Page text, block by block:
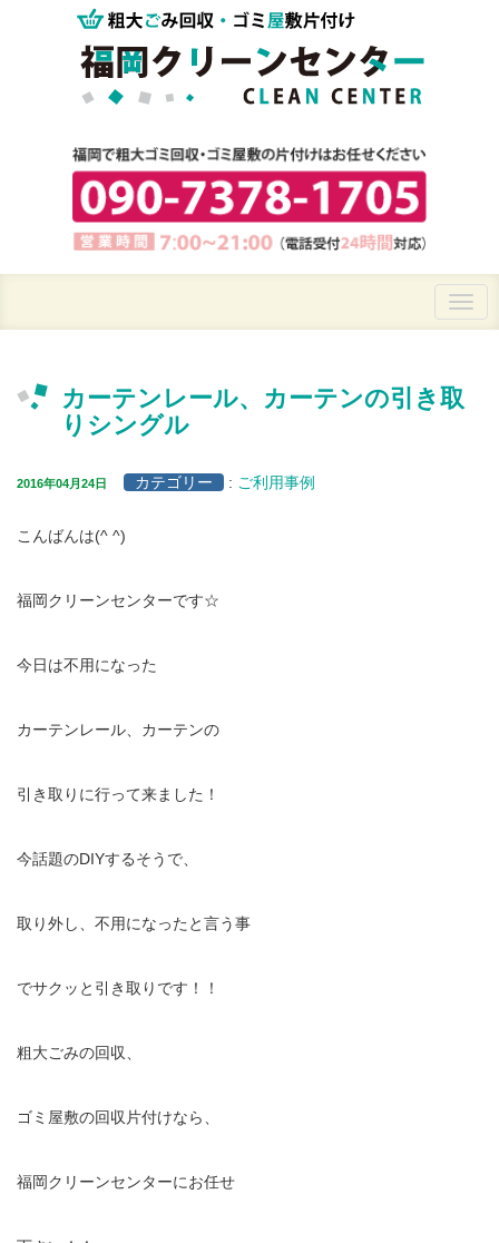
カーテンレール、カーテンの引き取
りシングル
2016年04月24日 カテゴリー : ご利用事例
こんばんは(^ ^)
福岡クリーンセンターです☆
今日は不用になった
カーテンレール、カーテンの
引き取りに行って来ました！
今話題のDIYするそうで、
取り外し、不用になったと言う事
でサクッと引き取りです！！
粗大ごみの回収、
ゴミ屋敷の回収片付けなら、
福岡クリーンセンターにお任せ